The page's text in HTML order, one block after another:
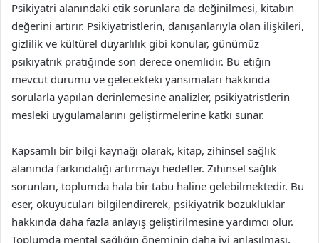
Psikiyatri alanındaki etik sorunlara da değinilmesi, kitabın
değerini artırır. Psikiyatristlerin, danışanlarıyla olan ilişkileri,
gizlilik ve kültürel duyarlılık gibi konular, günümüz
psikiyatrik pratiğinde son derece önemlidir. Bu etiğin
mevcut durumu ve gelecekteki yansımaları hakkında
sorularla yapılan derinlemesine analizler, psikiyatristlerin
mesleki uygulamalarını geliştirmelerine katkı sunar.
Kapsamlı bir bilgi kaynağı olarak, kitap, zihinsel sağlık
alanında farkındalığı artırmayı hedefler. Zihinsel sağlık
sorunları, toplumda hala bir tabu haline gelebilmektedir. Bu
eser, okuyucuları bilgilendirerek, psikiyatrik bozukluklar
hakkında daha fazla anlayış geliştirilmesine yardımcı olur.
Toplumda mental sağlığın öneminin daha iyi anlaşılması,